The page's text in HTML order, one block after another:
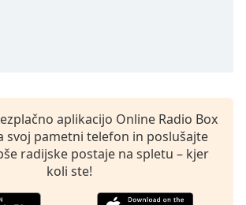
aplikacijo Online Radio Box
svoj pametni telefon in poslušajte
radijske postaje na spletu – kjer
koli ste!